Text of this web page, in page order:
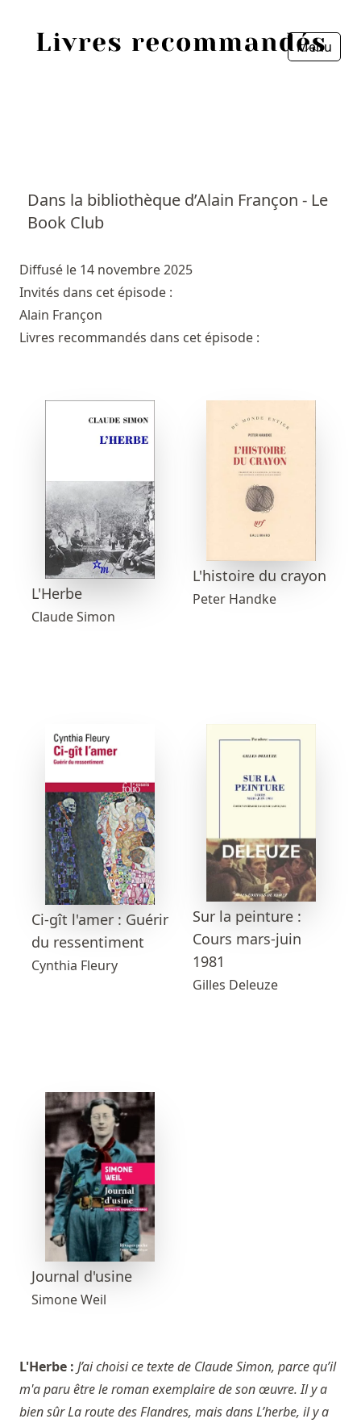
Menu
Dans la bibliothèque d’Alain Françon - Le
Book Club
Diffusé le 14 novembre 2025
Invités dans cet épisode :
Alain Françon
Livres recommandés dans cet épisode :
L'Herbe
Claude Simon
L'histoire du crayon
Peter Handke
Ci-gît l'amer : Guérir
du ressentiment
Cynthia Fleury
Sur la peinture :
Cours mars-juin
1981
Gilles Deleuze
Journal d'usine
Simone Weil
L'Herbe : J’ai choisi ce texte de Claude Simon, parce qu’il
m'a paru être le roman exemplaire de son œuvre. Il y a
bien sûr La route des Flandres, mais dans L’herbe, il y a
Personnes
Livres
Livres les plus recommandés
Fermer